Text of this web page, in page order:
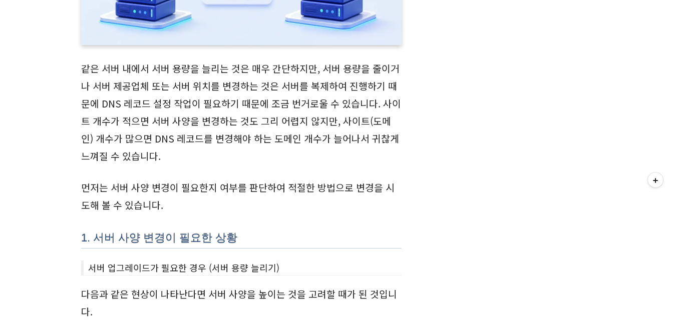
같은 서버 내에서 서버 용량을 늘리는 것은 매우 간단하지만, 서버 용량을 줄이거
나 서버 제공업체 또는 서버 위치를 변경하는 것은 서버를 복제하여 진행하기 때
문에 DNS 레코드 설정 작업이 필요하기 때문에 조금 번거로울 수 있습니다. 사이
트 개수가 적으면 서버 사양을 변경하는 것도 그리 어렵지 않지만, 사이트(도메
인) 개수가 많으면 DNS 레코드를 변경해야 하는 도메인 개수가 늘어나서 귀찮게
느껴질 수 있습니다.
먼저는 서버 사양 변경이 필요한지 여부를 판단하여 적절한 방법으로 변경을 시
도해 볼 수 있습니다.
1. 서버 사양 변경이 필요한 상황
서버 업그레이드가 필요한 경우 (서버 용량 늘리기)
다음과 같은 현상이 나타난다면 서버 사양을 높이는 것을 고려할 때가 된 것입니
다.